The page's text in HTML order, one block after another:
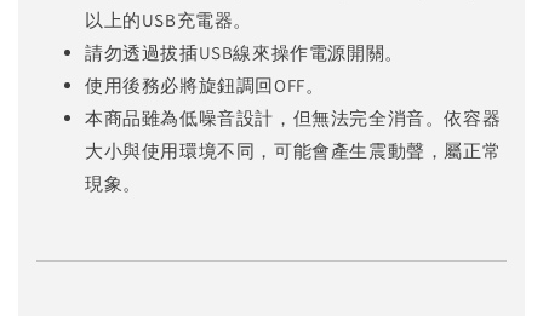
以上的USB充電器。
請勿透過拔插USB線來操作電源開關。
使用後務必將旋鈕調回OFF。
本商品雖為低噪音設計，但無法完全消音。依容器
大小與使用環境不同，可能會產生震動聲，屬正常
現象。